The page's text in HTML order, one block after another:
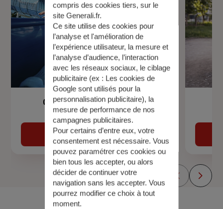
Garantie Accidents de la Vie
Découvrir
compris des cookies tiers, sur le
site Generali.fr.
Ce site utilise des cookies pour
l’analyse et l'amélioration de
l’expérience utilisateur, la mesure et
l’analyse d’audience, l’interaction
avec les réseaux sociaux, le ciblage
publicitaire (ex : Les cookies de
Google sont utilisés pour la
personnalisation publicitaire), la
mesure de performance de nos
campagnes publicitaires.
Pour certains d’entre eux, votre
consentement est nécessaire. Vous
pouvez paramétrer ces cookies ou
bien tous les accepter, ou alors
décider de continuer votre
navigation sans les accepter. Vous
pourrez modifier ce choix à tout
moment.